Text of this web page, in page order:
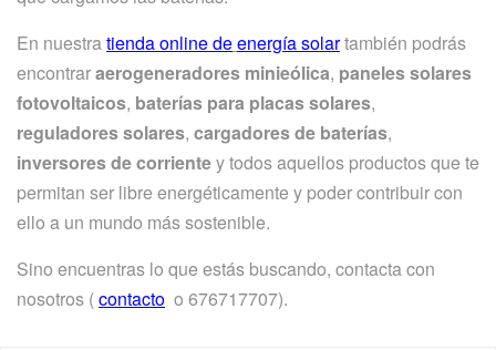
En nuestratienda online deenergía solartambién podrás
encontraraerogeneradores minieólica, paneles solares
fotovoltaicos, baterías para placas solares,
reguladores solares, cargadores de baterías,
inversores de corrientey todos aquellos productos que te
permitan ser libre energéticamente y poder contribuir con
ello a un mundo más sostenible.
Sino encuentras lo que estás buscando, contacta con
nosotros (contacto o 676717707).